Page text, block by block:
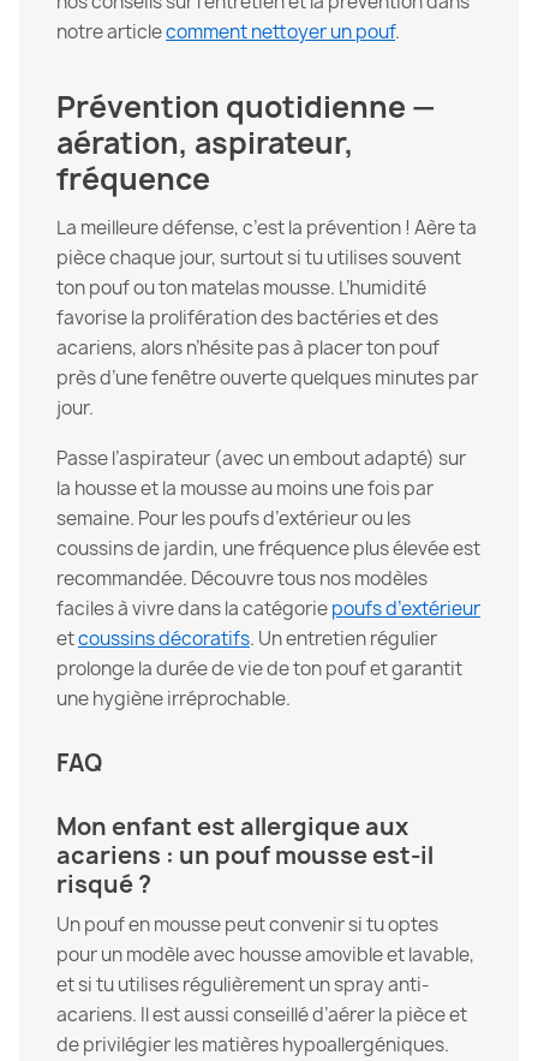
notre articlecomment nettoyer un pouf.
Prévention quotidienne —
aération, aspirateur,
fréquence
La meilleure défense, c’est la prévention ! Aère ta
pièce chaque jour, surtout si tu utilises souvent
ton pouf ou ton matelas mousse. L’humidité
favorise la prolifération des bactéries et des
acariens, alors n’hésite pas à placer ton pouf
près d’une fenêtre ouverte quelques minutes par
jour.
Passe l’aspirateur (avec un embout adapté) sur
la housse et la mousse au moins une fois par
semaine. Pour les poufs d’extérieur ou les
coussins de jardin, une fréquence plus élevée est
recommandée. Découvre tous nos modèles
faciles à vivre dans la catégoriepoufs d’extérieur
etcoussins décoratifs. Un entretien régulier
prolonge la durée de vie de ton pouf et garantit
une hygiène irréprochable.
FAQ
Mon enfant est allergique aux
acariens : un pouf mousse est-il
risqué ?
Un pouf en mousse peut convenir si tu optes
pour un modèle avec housse amovible et lavable,
et si tu utilises régulièrement un spray anti-
acariens. Il est aussi conseillé d’aérer la pièce et
de privilégier les matières hypoallergéniques.